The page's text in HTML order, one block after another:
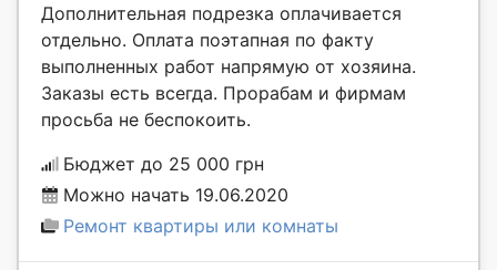
Дополнительная подрезка оплачивается
отдельно. Оплата поэтапная по факту
выполненных работ напрямую от хозяина.
Заказы есть всегда. Прорабам и фирмам
просьба не беспокоить.
Бюджет до 25 000 грн
Можно начать 19.06.2020
Ремонт квартиры или комнаты